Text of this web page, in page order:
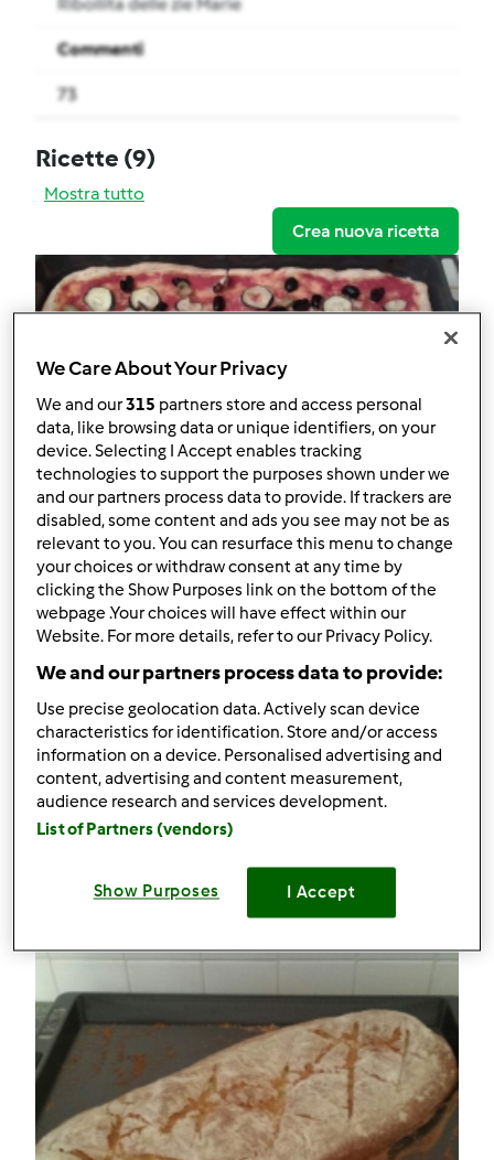
Commenti
73
Ricette (9)
Mostra tutto
Crea nuova ricetta
5.0(3)
Pizza al Kamut o farro
daritmo77
0 11 facile -- 26
We Care About Your Privacy
We and our315 partners store and access personal
data, like browsing data or unique identifiers, on your
device. Selecting I Accept enables tracking
technologies to support the purposes shown under we
and our partners process data to provide. If trackers are
disabled, some content and ads you see may not be as
relevant to you. You can resurface this menu to change
your choices or withdraw consent at any time by
clicking the Show Purposes link on the bottom of the
webpage .Your choices will have effect within our
Website. For more details, refer to our Privacy Policy.
We and our partners process data to provide:
Use precise geolocation data. Actively scan device
characteristics for identification. Store and/or access
information on a device. Personalised advertising and
content, advertising and content measurement,
audience research and services development.
List of Partners (vendors)
Show Purposes I Accept